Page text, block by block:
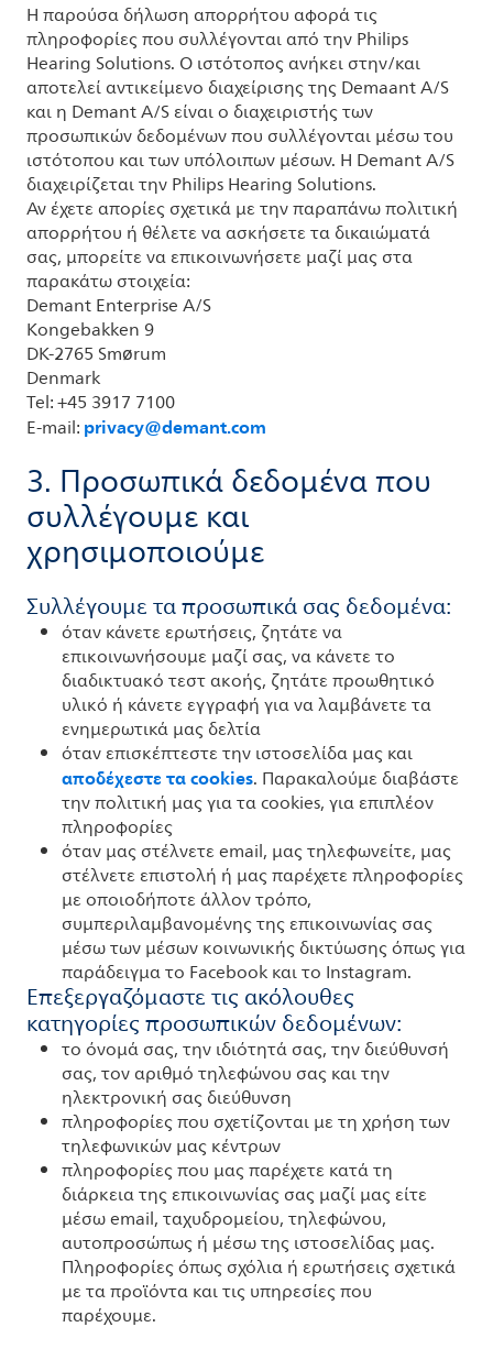
Η παρούσα δήλωση απορρήτου αφορά τις
πληροφορίες που συλλέγονται από την Philips
Hearing Solutions. Ο ιστότοπος ανήκει στην/και
αποτελεί αντικείμενο διαχείρισης της Demaant A/S
και η Demant A/S είναι ο διαχειριστής των
προσωπικών δεδομένων που συλλέγονται μέσω του
ιστότοπου και των υπόλοιπων μέσων. Η Demant A/S
διαχειρίζεται την Philips Hearing Solutions.
Αν έχετε απορίες σχετικά με την παραπάνω πολιτική
απορρήτου ή θέλετε να ασκήσετε τα δικαιώματά
σας, μπορείτε να επικοινωνήσετε μαζί μας στα
παρακάτω στοιχεία:
Demant Enterprise A/S
Kongebakken 9
DK-2765 Smørum
Denmark
Tel:+45 3917 7100
E-mail:privacy@demant.com
3. Προσωπικά δεδομένα που
συλλέγουμε και
χρησιμοποιούμε
Συλλέγουμε τα προσωπικά σας δεδομένα:
όταν κάνετε ερωτήσεις, ζητάτε να
επικοινωνήσουμε μαζί σας, να κάνετε το
διαδικτυακό τεστ ακοής, ζητάτε προωθητικό
υλικό ή κάνετε εγγραφή για να λαμβάνετε τα
ενημερωτικά μας δελτία
όταν επισκέπτεστε την ιστοσελίδα μας και
αποδέχεστε τα cookies. Παρακαλούμε διαβάστε
την πολιτική μας για τα cookies, για επιπλέον
πληροφορίες
όταν μας στέλνετε email, μας τηλεφωνείτε, μας
στέλνετε επιστολή ή μας παρέχετε πληροφορίες
με οποιοδήποτε άλλον τρόπο,
συμπεριλαμβανομένης της επικοινωνίας σας
μέσω των μέσων κοινωνικής δικτύωσης όπως για
παράδειγμα το Facebook και το Instagram.
Επεξεργαζόμαστε τις ακόλουθες
κατηγορίες προσωπικών δεδομένων:
το όνομά σας, την ιδιότητά σας, την διεύθυνσή
σας, τον αριθμό τηλεφώνου σας και την
ηλεκτρονική σας διεύθυνση
πληροφορίες που σχετίζονται με τη χρήση των
τηλεφωνικών μας κέντρων
πληροφορίες που μας παρέχετε κατά τη
διάρκεια της επικοινωνίας σας μαζί μας είτε
μέσω email, ταχυδρομείου, τηλεφώνου,
αυτοπροσώπως ή μέσω της ιστοσελίδας μας.
Πληροφορίες όπως σχόλια ή ερωτήσεις σχετικά
με τα προϊόντα και τις υπηρεσίες που
παρέχουμε.